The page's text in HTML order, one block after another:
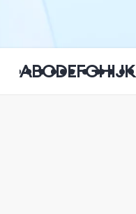
ABCDEFGHIJK